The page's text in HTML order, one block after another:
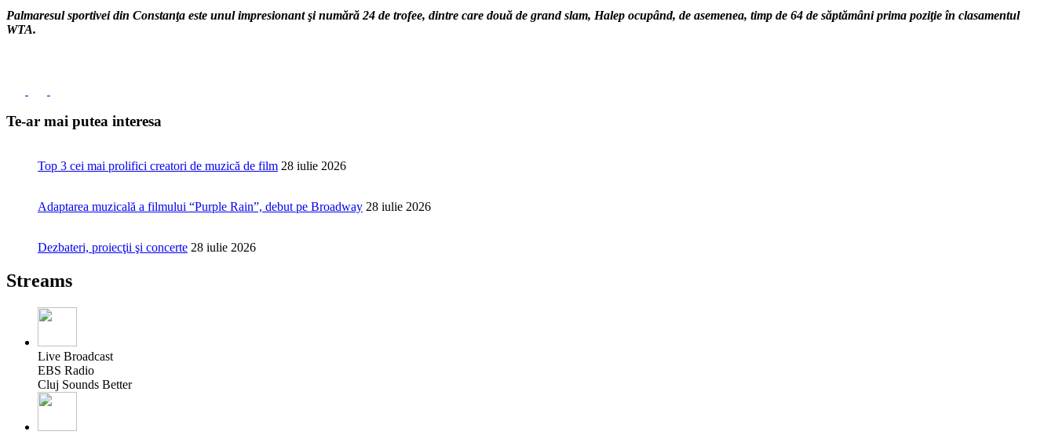
Palmaresul sportivei din Constanţa este unul impresionant şi numără 24 de trofee, dintre care două de grand slam, Halep ocupând, de asemenea, timp de 64 de săptămâni prima poziţie în clasamentul
WTA.
Te-ar mai putea interesa
Top 3 cei mai prolifici creatori de muzică de film 28 iulie 2026
Adaptarea muzicală a filmului “Purple Rain”, debut pe Broadway 28 iulie 2026
Dezbateri, proiecţii şi concerte 28 iulie 2026
Streams
Live Broadcast
EBS Radio
Cluj Sounds Better